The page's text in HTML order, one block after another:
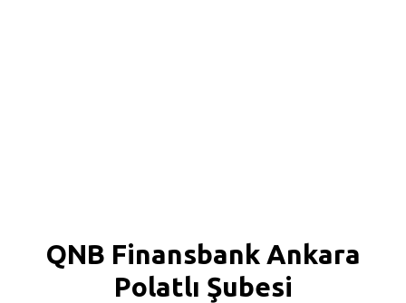
QNB Finansbank Ankara
Polatlı Şubesi